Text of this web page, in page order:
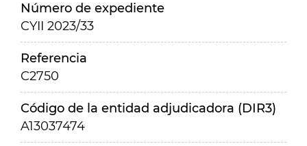
Número de expediente
CYII 2023/33
Referencia
C2750
Código de la entidad adjudicadora (DIR3)
A13037474